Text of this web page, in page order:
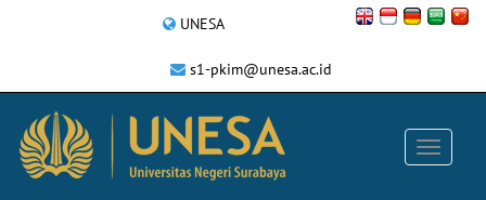
UNESA
s1-pkim@unesa.ac.id